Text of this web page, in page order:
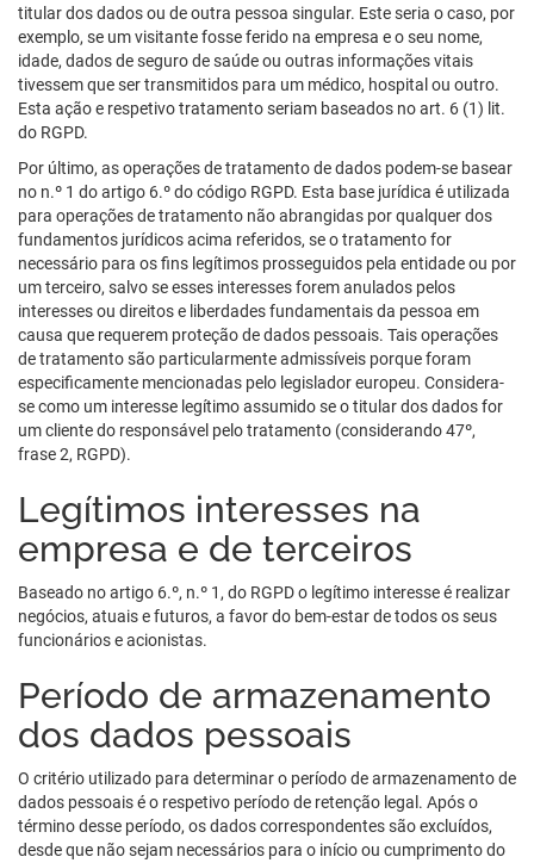
titular dos dados ou de outra pessoa singular. Este seria o caso, por
exemplo, se um visitante fosse ferido na empresa e o seu nome,
idade, dados de seguro de saúde ou outras informações vitais
tivessem que ser transmitidos para um médico, hospital ou outro.
Esta ação e respetivo tratamento seriam baseados no art. 6 (1) lit.
do RGPD.
Por último, as operações de tratamento de dados podem-se basear
no n.º 1 do artigo 6.º do código RGPD. Esta base jurídica é utilizada
para operações de tratamento não abrangidas por qualquer dos
fundamentos jurídicos acima referidos, se o tratamento for
necessário para os fins legítimos prosseguidos pela entidade ou por
um terceiro, salvo se esses interesses forem anulados pelos
interesses ou direitos e liberdades fundamentais da pessoa em
causa que requerem proteção de dados pessoais. Tais operações
de tratamento são particularmente admissíveis porque foram
especificamente mencionadas pelo legislador europeu. Considera-
se como um interesse legítimo assumido se o titular dos dados for
um cliente do responsável pelo tratamento (considerando 47º,
frase 2, RGPD).
Legítimos interesses na
empresa e de terceiros
Baseado no artigo 6.º, n.º 1, do RGPD o legítimo interesse é realizar
negócios, atuais e futuros, a favor do bem-estar de todos os seus
funcionários e acionistas.
Período de armazenamento
dos dados pessoais
O critério utilizado para determinar o período de armazenamento de
dados pessoais é o respetivo período de retenção legal. Após o
término desse período, os dados correspondentes são excluídos,
desde que não sejam necessários para o início ou cumprimento do